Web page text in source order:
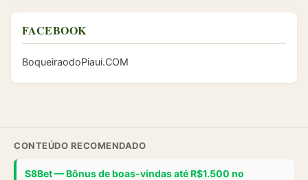
FACEBOOK
BoqueiraodoPiaui.COM
CONTEÚDO RECOMENDADO
S8Bet — Bônus de boas-vindas até R$1.500 no